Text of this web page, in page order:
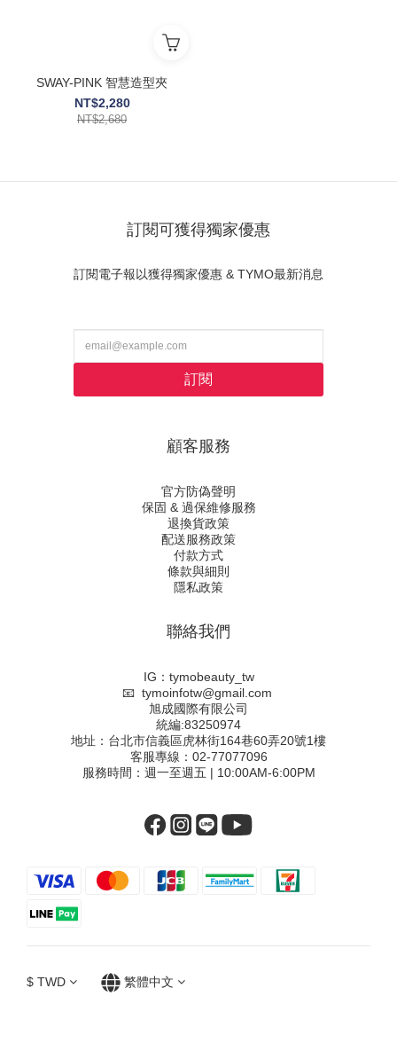
SWAY-PINK 智慧造型夾
NT$2,280
NT$2,680
訂閱可獲得獨家優惠
訂閱電子報以獲得獨家優惠 & TYMO最新消息
訂閱
顧客服務
官方防偽聲明
保固 & 過保維修服務
退換貨政策
配送服務政策
付款方式
條款與細則
隱私政策
聯絡我們
IG：tymobeauty_tw
📧 tymoinfotw@gmail.com
旭成國際有限公司
統編:83250974
地址：台北市信義區虎林街164巷60弄20號1樓
客服專線：02-77077096
服務時間：週一至週五 | 10:00AM-6:00PM
$ TWD 繁體中文